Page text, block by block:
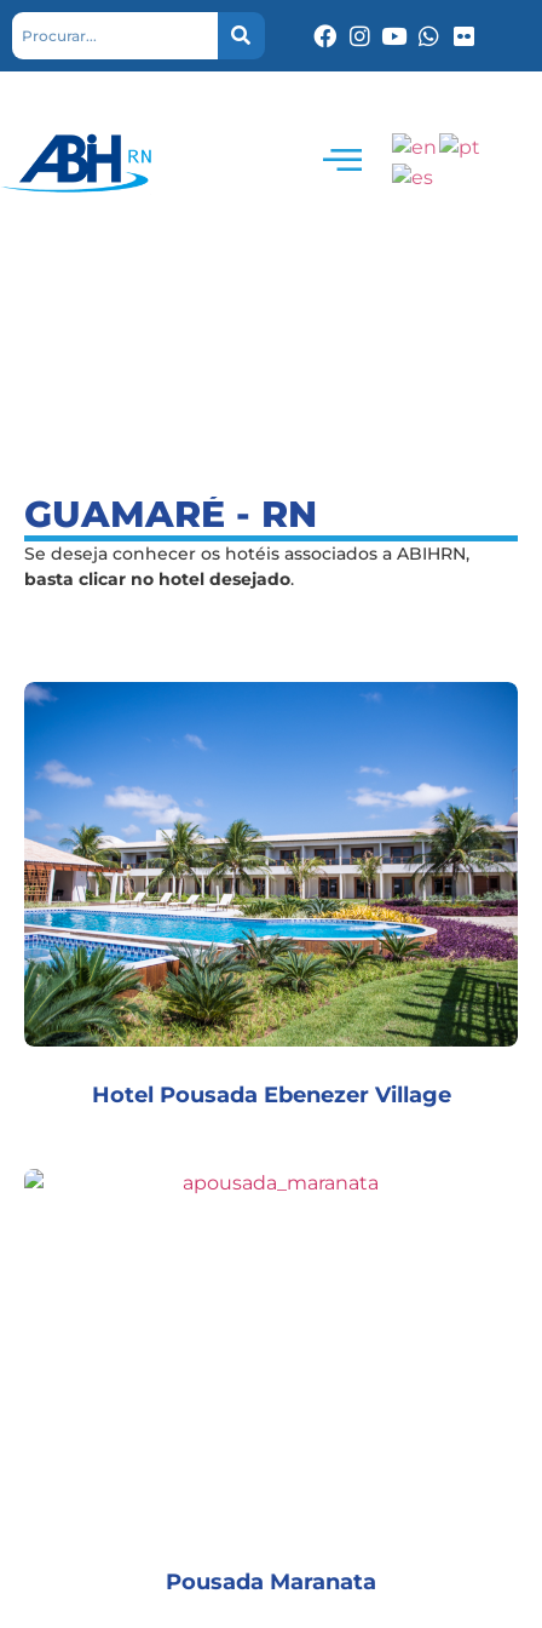
GUAMARÉ - RN
Se deseja conhecer os hotéis associados a ABIHRN,
basta clicar no hotel desejado.
Hotel Pousada Ebenezer Village
Pousada Maranata